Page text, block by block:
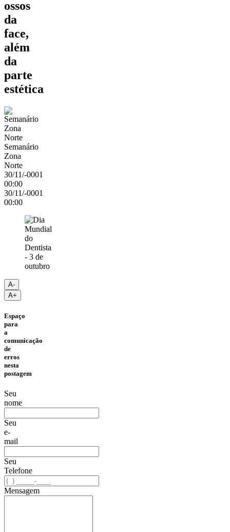
ossos
da
face,
além
da
parte
estética
Semanário
Zona
Norte
30/11/-0001
00:00
30/11/-0001
00:00
A-
A+
Espaço
para
a
comunicação
de
erros
nesta
postagem
Seu
nome
Seu
e-
mail
Seu
Telefone
Mensagem